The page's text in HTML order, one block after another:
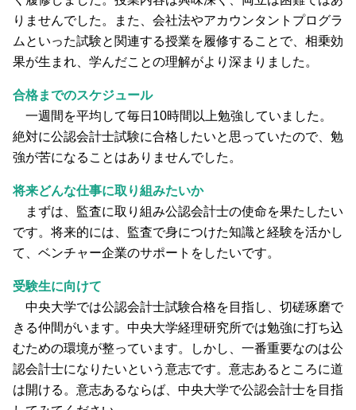
りませんでした。また、会社法やアカウンタントプログラ
ムといった試験と関連する授業を履修することで、相乗効
果が生まれ、学んだことの理解がより深まりました。
合格までのスケジュール
一週間を平均して毎日10時間以上勉強していました。
絶対に公認会計士試験に合格したいと思っていたので、勉
強が苦になることはありませんでした。
将来どんな仕事に取り組みたいか
まずは、監査に取り組み公認会計士の使命を果たしたい
です。将来的には、監査で身につけた知識と経験を活かし
て、ベンチャー企業のサポートをしたいです。
受験生に向けて
中央大学では公認会計士試験合格を目指し、切磋琢磨で
きる仲間がいます。中央大学経理研究所では勉強に打ち込
むための環境が整っています。しかし、一番重要なのは公
認会計士になりたいという意志です。意志あるところに道
は開ける。意志あるならば、中央大学で公認会計士を目指